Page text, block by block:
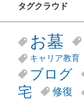
タグクラウド
お墓
キャリア教育
ブログ
宅
修復